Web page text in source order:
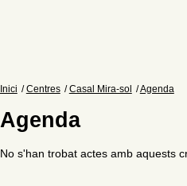
Inici Centres Casal Mira-sol Agenda
Agenda
No s'han trobat actes amb aquests